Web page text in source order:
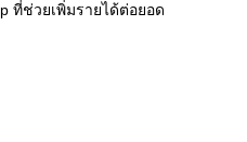
ที่ช่วยเพิ่มรายได้ต่อยอด